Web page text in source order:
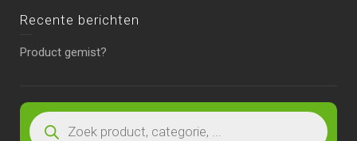
Recente berichten
Product gemist?